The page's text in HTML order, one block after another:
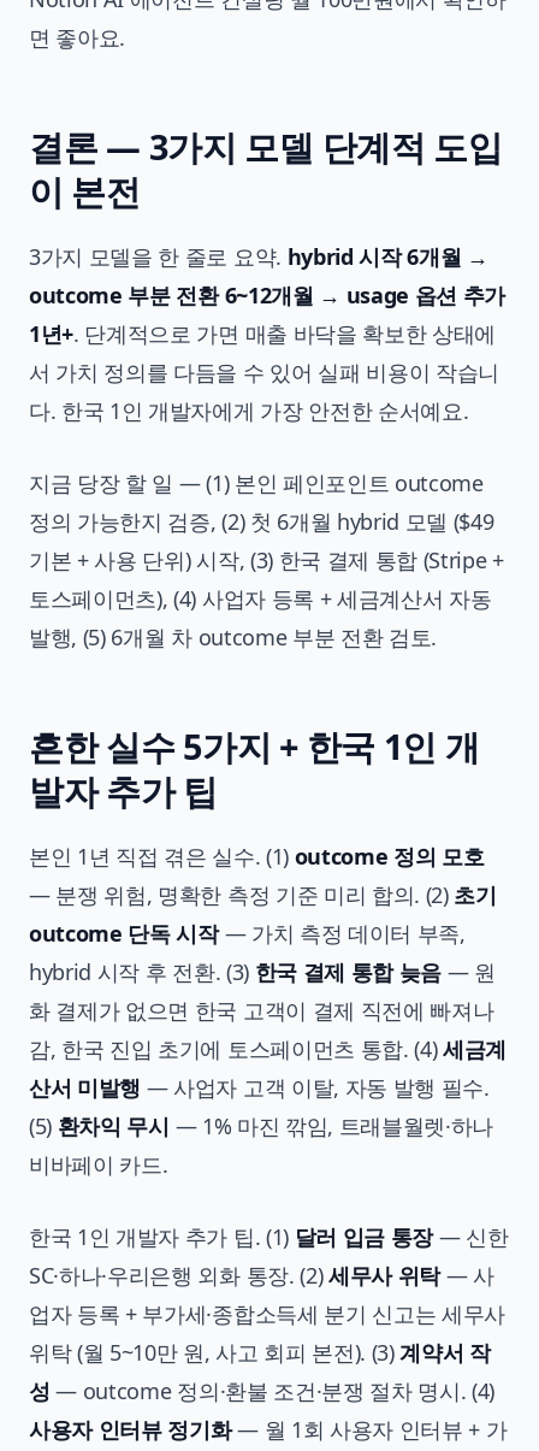
면 좋아요.
결론 — 3가지 모델 단계적 도입
이 본전
3가지 모델을 한 줄로 요약. hybrid 시작 6개월 →
outcome 부분 전환 6~12개월 → usage 옵션 추가
1년+. 단계적으로 가면 매출 바닥을 확보한 상태에
서 가치 정의를 다듬을 수 있어 실패 비용이 작습니
다. 한국 1인 개발자에게 가장 안전한 순서예요.
지금 당장 할 일 — (1) 본인 페인포인트 outcome
정의 가능한지 검증, (2) 첫 6개월 hybrid 모델 ($49
기본 + 사용 단위) 시작, (3) 한국 결제 통합 (Stripe +
토스페이먼츠), (4) 사업자 등록 + 세금계산서 자동
발행, (5) 6개월 차 outcome 부분 전환 검토.
흔한 실수 5가지 + 한국 1인 개
발자 추가 팁
본인 1년 직접 겪은 실수. (1) outcome 정의 모호
— 분쟁 위험, 명확한 측정 기준 미리 합의. (2) 초기
outcome 단독 시작— 가치 측정 데이터 부족,
hybrid 시작 후 전환. (3) 한국 결제 통합 늦음 — 원
화 결제가 없으면 한국 고객이 결제 직전에 빠져나
감, 한국 진입 초기에 토스페이먼츠 통합. (4)세금계
산서 미발행 — 사업자 고객 이탈, 자동 발행 필수.
(5) 환차익 무시 — 1% 마진 깎임, 트래블월렛·하나
비바페이 카드.
한국 1인 개발자 추가 팁. (1) 달러 입금 통장— 신한
SC·하나·우리은행 외화 통장. (2)세무사 위탁— 사
업자 등록 + 부가세·종합소득세 분기 신고는 세무사
위탁 (월 5~10만 원, 사고 회피 본전). (3)계약서 작
성 — outcome 정의·환불 조건·분쟁 절차 명시. (4)
사용자 인터뷰 정기화— 월 1회 사용자 인터뷰 + 가